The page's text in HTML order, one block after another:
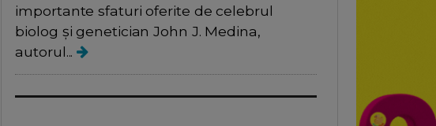
importante sfaturi oferite de celebrul
biolog și genetician John J. Medina,
autorul...